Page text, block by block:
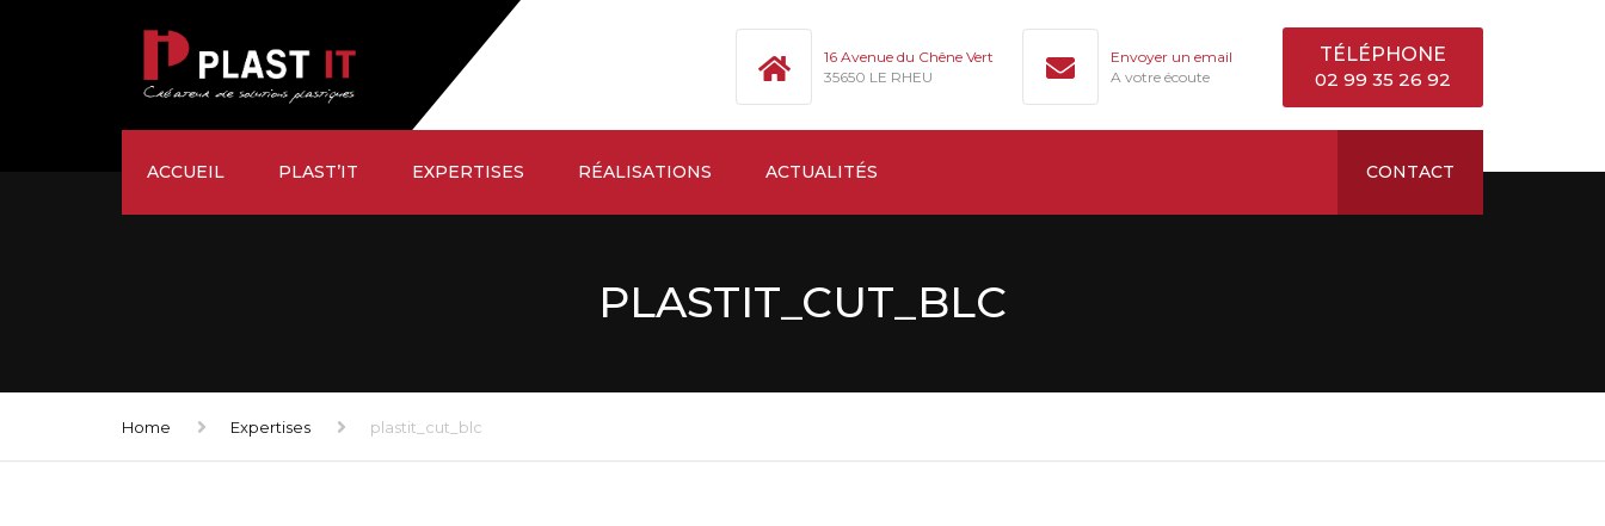
16 Avenue du Chêne Vert
35650 LE RHEU
Envoyer un email
A votre écoute
TÉLÉPHONE
02 99 35 26 92
CONTACT
ACCUEIL PLAST’IT EXPERTISES
LIVRAISON
RÉALISATIONS ACTUALITÉS
PLASTIT_CUT_BLC
Home Expertises plastit_cut_blc